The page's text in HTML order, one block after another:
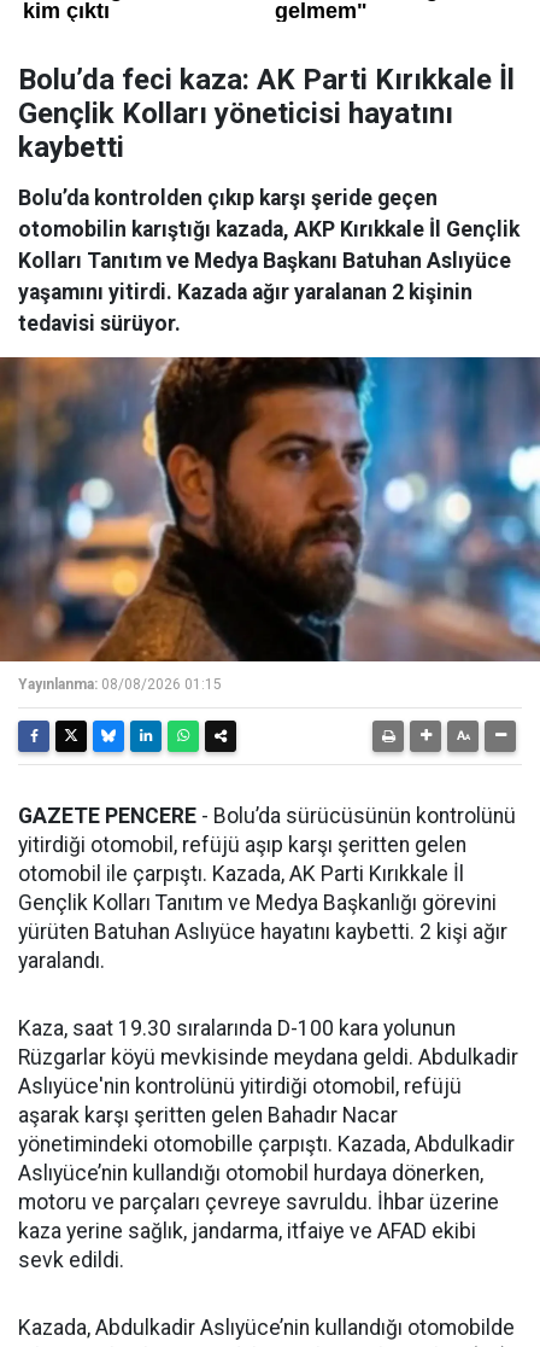
Bolu’da feci kaza: AK Parti Kırıkkale İl
Gençlik Kolları yöneticisi hayatını
kaybetti
Bolu’da kontrolden çıkıp karşı şeride geçen
otomobilin karıştığı kazada, AKP Kırıkkale İl Gençlik
Kolları Tanıtım ve Medya Başkanı Batuhan Aslıyüce
yaşamını yitirdi. Kazada ağır yaralanan 2 kişinin
tedavisi sürüyor.
Yayınlanma: 08/08/2026 01:15
GAZETE PENCERE - Bolu’da sürücüsünün kontrolünü
yitirdiği otomobil, refüjü aşıp karşı şeritten gelen
otomobil ile çarpıştı. Kazada, AK Parti Kırıkkale İl
Gençlik Kolları Tanıtım ve Medya Başkanlığı görevini
yürüten Batuhan Aslıyüce hayatını kaybetti. 2 kişi ağır
yaralandı.
Kaza, saat 19.30 sıralarında D-100 kara yolunun
Rüzgarlar köyü mevkisinde meydana geldi. Abdulkadir
Aslıyüce'nin kontrolünü yitirdiği otomobil, refüjü
aşarak karşı şeritten gelen Bahadır Nacar
yönetimindeki otomobille çarpıştı. Kazada, Abdulkadir
Aslıyüce’nin kullandığı otomobil hurdaya dönerken,
motoru ve parçaları çevreye savruldu. İhbar üzerine
kaza yerine sağlık, jandarma, itfaiye ve AFAD ekibi
sevk edildi.
Kazada, Abdulkadir Aslıyüce’nin kullandığı otomobilde